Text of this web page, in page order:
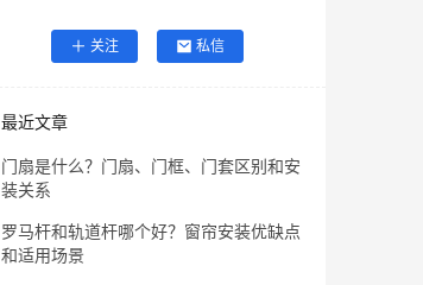
关注 私信
最近文章
门扇是什么？门扇、门框、门套区别和安
装关系
罗马杆和轨道杆哪个好？窗帘安装优缺点
和适用场景